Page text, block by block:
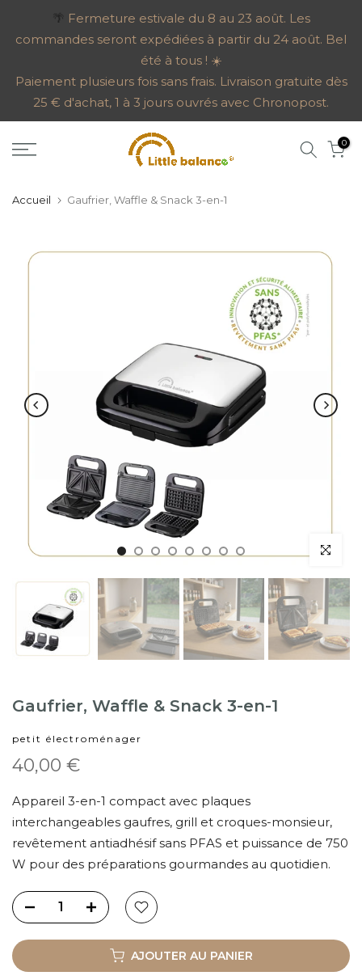
au
🌴 Fermeture estivale du 8 au 23 août. Les
commandes seront expédiées à partir du 24 août. Bel
été à tous ! ☀️
Paiement plusieurs fois sans frais. Livraison gratuite dès
25 € d'achat, 1 à 3 jours ouvrés avec Chronopost.
0
Accueil Gaufrier, Waffle & Snack 3-en-1
Gaufrier, Waffle & Snack 3-en-1
petit électroménager
40,00 €
Appareil 3-en-1 compact avec plaques
interchangeables gaufres, grill et croques-monsieur,
revêtement antiadhésif sans PFAS et puissance de 750
W pour des préparations gourmandes au quotidien.
AJOUTER AU PANIER